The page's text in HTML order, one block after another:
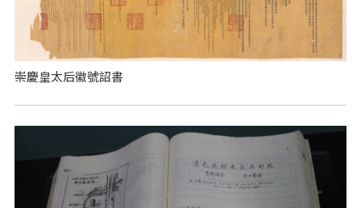
崇慶皇太后徽號詔書